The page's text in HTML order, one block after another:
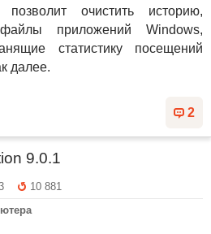
очистить историю,
приложений Windows,
статистику посещений
далее.
2
9.0.1
10 881